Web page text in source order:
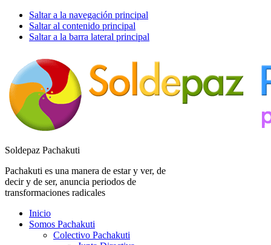
Saltar a la navegación principal
Saltar al contenido principal
Saltar a la barra lateral principal
Soldepaz Pachakuti
Pachakuti es una manera de estar y ver, de
decir y de ser, anuncia periodos de
transformaciones radicales
Inicio
Somos Pachakuti
Colectivo Pachakuti